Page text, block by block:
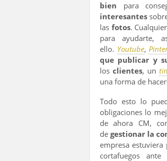
bien para
interesantes
las fotos.
para ayudarte,
ello. Youtube,
que publicar y
los clientes, un
una forma de
Todo esto lo
obligaciones lo
de ahora CM,
degestionar la
empresa
cortafuegos